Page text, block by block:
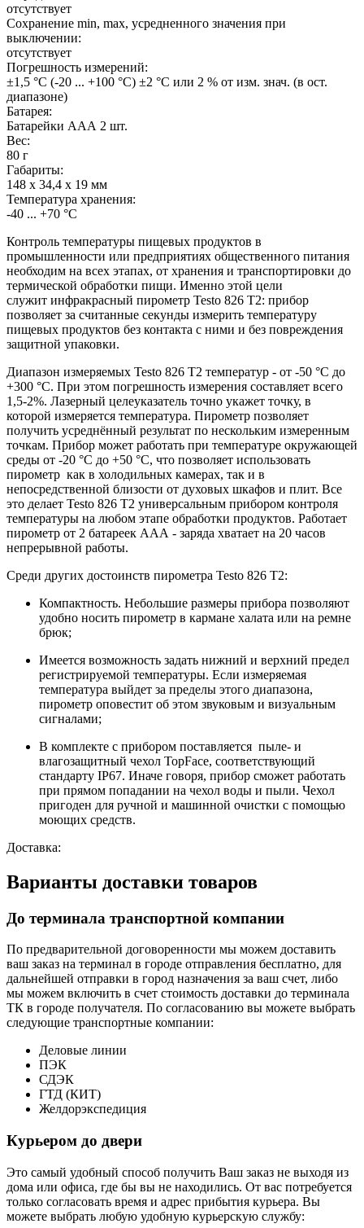
отсутствует
Сохранение min, max, усредненного значения при
выключении:
отсутствует
Погрешность измерений:
±1,5 °C (-20 ... +100 °C) ±2 °C или 2 % от изм. знач. (в ост.
диапазоне)
Батарея:
Батарейки ААА 2 шт.
Вес:
80 г
Габариты:
148 x 34,4 x 19 мм
Температура хранения:
-40 ... +70 °C
Контроль температуры пищевых продуктов в
промышленности или предприятиях общественного питания
необходим на всех этапах, от хранения и транспортировки до
термической обработки пищи. Именно этой цели
служит инфракрасный пирометр Testo 826 T2: прибор
позволяет за считанные секунды измерить температуру
пищевых продуктов без контакта с ними и без повреждения
защитной упаковки.
Диапазон измеряемых Testo 826 T2 температур - от -50 °C до
+300 °C. При этом погрешность измерения составляет всего
1,5-2%. Лазерный целеуказатель точно укажет точку, в
которой измеряется температура. Пирометр позволяет
получить усреднённый результат по нескольким измеренным
точкам. Прибор может работать при температуре окружающей
среды от -20 °C до +50 °C, что позволяет использовать
пирометр как в холодильных камерах, так и в
непосредственной близости от духовых шкафов и плит. Все
это делает Testo 826 T2 универсальным прибором контроля
температуры на любом этапе обработки продуктов. Работает
пирометр от 2 батареек ААА - заряда хватает на 20 часов
непрерывной работы.
Среди других достоинств пирометра Testo 826 T2:
Компактность. Небольшие размеры прибора позволяют
удобно носить пирометр в кармане халата или на ремне
брюк;
Имеется возможность задать нижний и верхний предел
регистрируемой температуры. Если измеряемая
температура выйдет за пределы этого диапазона,
пирометр оповестит об этом звуковым и визуальным
сигналами;
В комплекте с прибором поставляется пыле- и
влагозащитный чехол TopFace, соответствующий
стандарту IP67. Иначе говоря, прибор сможет работать
при прямом попадании на чехол воды и пыли. Чехол
пригоден для ручной и машинной очистки с помощью
моющих средств.
Доставка:
Варианты доставки товаров
До терминала транспортной компании
По предварительной договоренности мы можем доставить
ваш заказ на терминал в городе отправления бесплатно, для
дальнейшей отправки в город назначения за ваш счет, либо
мы можем включить в счет стоимость доставки до терминала
ТК в городе получателя. По согласованию вы можете выбрать
следующие транспортные компании:
Деловые линии
ПЭК
СДЭК
ГТД (КИТ)
Желдорэкспедиция
Курьером до двери
Это самый удобный способ получить Ваш заказ не выходя из
дома или офиса, где бы вы не находились. От вас потребуется
только согласовать время и адрес прибытия курьера. Вы
можете выбрать любую удобную курьерскую службу: